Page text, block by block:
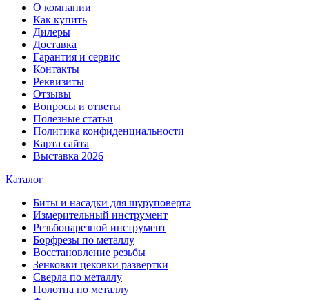
О компании
Как купить
Дилеры
Доставка
Гарантия и сервис
Контакты
Реквизиты
Отзывы
Вопросы и ответы
Полезные статьи
Политика конфиденциальности
Карта сайта
Выставка 2026
Каталог
Биты и насадки для шуруповерта
Измерительный инструмент
Резьбонарезной инструмент
Борфрезы по металлу
Восстановление резьбы
Зенковки цековки развертки
Сверла по металлу
Полотна по металлу